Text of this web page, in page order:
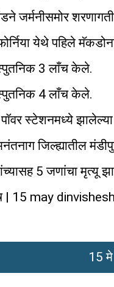
जर्मनीसमोर
येथे पहिले
3 लाँच केले.
4 लाँच केले.
स्टेशनमध्ये
जिल्ह्यातील
5 जणांचा मृत्यू
| 15 may dinvishesh
15